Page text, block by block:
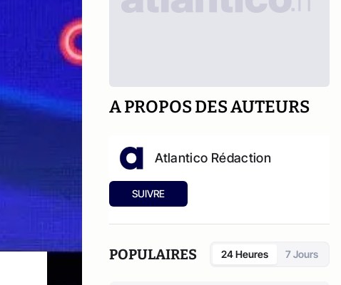
A PROPOS DES AUTEURS
Atlantico Rédaction
SUIVRE
POPULAIRES 24 Heures 7 Jours